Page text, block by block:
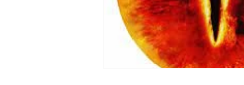
Langage et pouvoir